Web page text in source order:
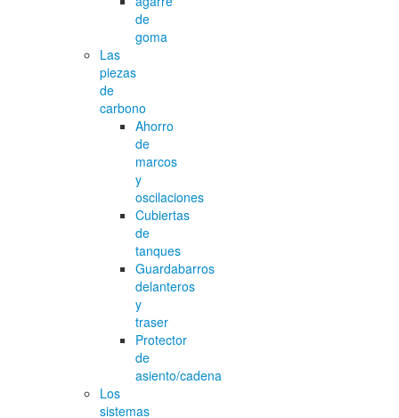
de
goma
Las
piezas
de
carbono
Ahorro
de
marcos
y
oscilaciones
Cubiertas
de
tanques
Guardabarros
delanteros
y
traser
Protector
de
asiento/cadena
Los
sistemas